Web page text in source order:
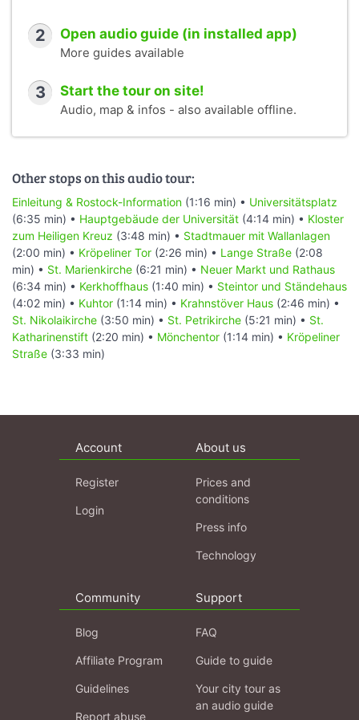
2 Open audio guide (in installed app)
More guides available
3 Start the tour on site!
Audio, map & infos - also available offline.
Other stops on this audio tour:
Einleitung & Rostock-Information (1:16 min) • Universitätsplatz
(6:35 min) • Hauptgebäude der Universität (4:14 min) • Kloster
zum Heiligen Kreuz (3:48 min) • Stadtmauer mit Wallanlagen
(2:00 min) • Kröpeliner Tor (2:26 min) • Lange Straße (2:08
min) • St. Marienkirche (6:21 min) • Neuer Markt und Rathaus
(6:34 min) • Kerkhoffhaus (1:40 min) • Steintor und Ständehaus
(4:02 min) • Kuhtor (1:14 min) • Krahnstöver Haus (2:46 min) •
St. Nikolaikirche (3:50 min) • St. Petrikirche (5:21 min) • St.
Katharinenstift (2:20 min) • Mönchentor (1:14 min) • Kröpeliner
Straße (3:33 min)
Account
Register
Login
About us
Prices and
conditions
Press info
Technology
Community
Blog
Affiliate Program
Guidelines
Report abuse
Support
FAQ
Guide to guide
Your city tour as
an audio guide